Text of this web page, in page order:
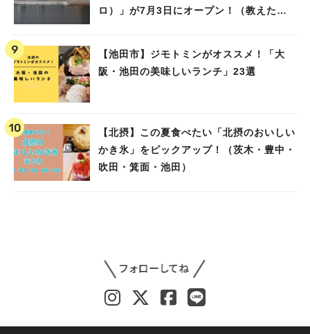
ロ）」が7月3日にオープン！（教えたい/
【池田市】ジモトミンがオススメ！「大
阪・池田の美味しいランチ」23選
【北摂】この夏食べたい「北摂のおいしい
かき氷」をピックアップ！（茨木・豊中・
吹田・箕面・池田）